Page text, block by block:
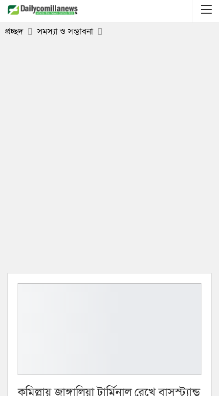
প্রচ্ছদ সমস্যা ও সম্ভাবনা
কুমিল্লায় জাঙ্গালিয়া টার্মিনাল রেখে বাসস্ট্যান্ড